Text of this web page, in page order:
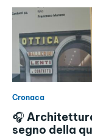
Cronaca
🎧
segno della